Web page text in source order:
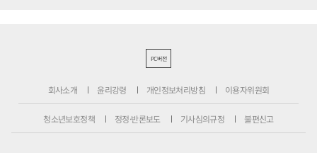
PC버전
회사소개 윤리강령 개인정보처리방침 이용자위원회
청소년보호정책 정정·반론보도 기사심의규정 불편신고